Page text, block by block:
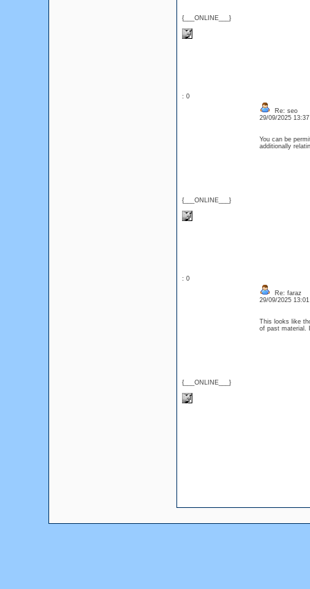
{___ONLINE___}
: 0
{___ONLINE___}
Re: seo
29/09/2025
You can be
additionally
: 0
{___ONLINE___}
Re: faraz
29/09/2025
This looks like
of past